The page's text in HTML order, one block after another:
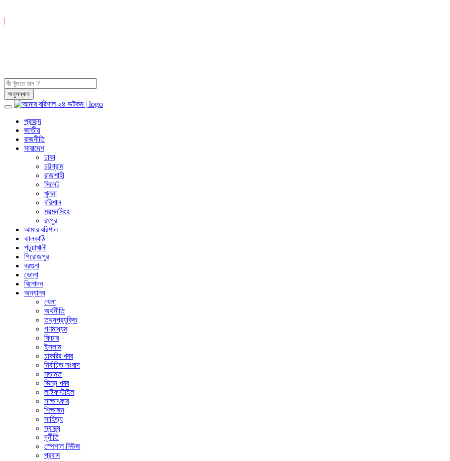
|
প্রচ্ছদ
জাতীয়
রাজনীতি
সারাদেশ
ঢাকা
চট্টগ্রাম
রাজশাহী
সিলেট
খুলনা
বরিশাল
ময়মনসিংহ
রংপুর
আমার বরিশাল
ঝালকাঠি
পটুয়াখালী
পিরোজপুর
বরগুনা
ভোলা
বিনোদন
অন্যান্য
খেলা
অর্থনীতি
তথ্যপ্রযুক্তি
গণমাধ্যম
ফিচার
ইসলাম
চাকরির খবর
নির্বাচিত সংবাদ
মতামত
ভিন্ন খবর
লাইফস্টাইল
সাক্ষাৎকার
শিক্ষাঙ্গন
সাহিত্য
স্বাস্থ্য
দূর্নীতি
স্পেশাল নিউজ
প্রবাস